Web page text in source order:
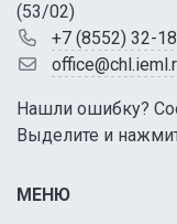
(53/02)
+7 (8552) 32-
Нашли ошибку?
Выделите и
МЕНЮ